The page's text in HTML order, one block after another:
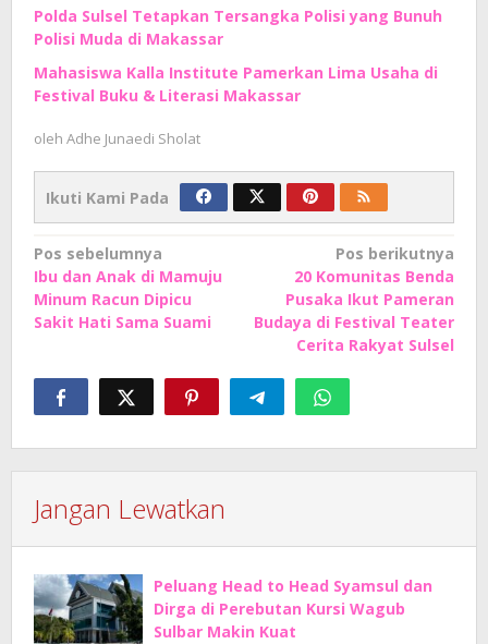
Polda Sulsel Tetapkan Tersangka Polisi yang Bunuh
Polisi Muda di Makassar
Mahasiswa Kalla Institute Pamerkan Lima Usaha di
Festival Buku & Literasi Makassar
oleh Adhe Junaedi Sholat
Ikuti Kami Pada
Navigasi
pos
Pos sebelumnya
Ibu dan Anak di Mamuju
Minum Racun Dipicu
Sakit Hati Sama Suami
Pos berikutnya
20 Komunitas Benda
Pusaka Ikut Pameran
Budaya di Festival Teater
Cerita Rakyat Sulsel
Jangan Lewatkan
Peluang Head to Head Syamsul dan
Dirga di Perebutan Kursi Wagub
Sulbar Makin Kuat